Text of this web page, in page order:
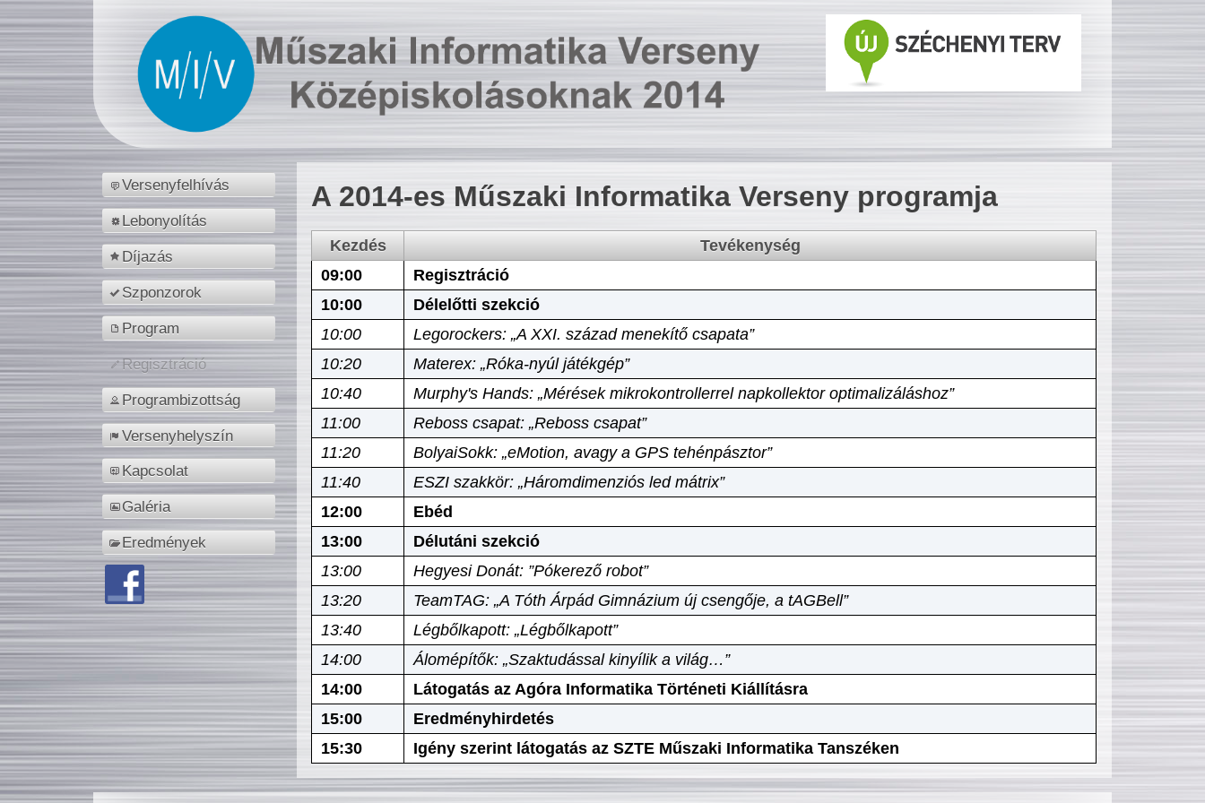
Versenyfelhívás
Lebonyolítás
Díjazás
Szponzorok
Program
Regisztráció
Programbizottság
Versenyhelyszín
Kapcsolat
Galéria
Eredmények
A 2014-es Műszaki Informatika Verseny programja
Kezdés
Tevékenység
09:00
Regisztráció
10:00
Délelőtti szekció
10:00
Legorockers: „A XXI. század menekítő csapata”
10:20
Materex: „Róka-nyúl játékgép”
10:40
Murphy's Hands: „Mérések mikrokontrollerrel napkollektor optimalizáláshoz”
11:00
Reboss csapat: „Reboss csapat”
11:20
BolyaiSokk: „eMotion, avagy a GPS tehénpásztor”
11:40
ESZI szakkör: „Háromdimenziós led mátrix”
12:00
Ebéd
13:00
Délutáni szekció
13:00
Hegyesi Donát: ”Pókerező robot”
13:20
TeamTAG: „A Tóth Árpád Gimnázium új csengője, a tAGBell”
13:40
Légbőlkapott: „Légbőlkapott”
14:00
Álomépítők: „Szaktudással kinyílik a világ…”
14:00
Látogatás az Agóra Informatika Történeti Kiállításra
15:00
Eredményhirdetés
15:30
Igény szerint látogatás az SZTE Műszaki Informatika Tanszéken